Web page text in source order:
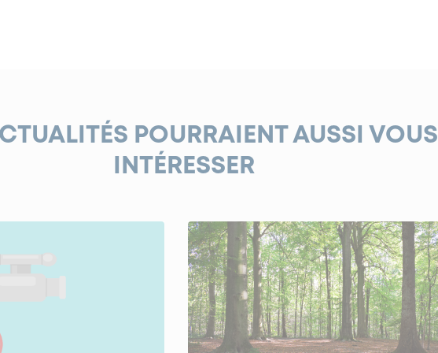
POURRAIENT AUSSI VOUS
INTÉRESSER